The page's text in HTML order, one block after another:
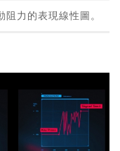
力的表現線性圖。